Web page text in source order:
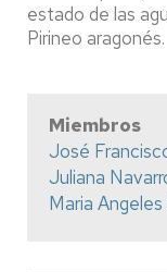
estado de las
Pirineo aragonés.
Miembros
José
Juliana
Maria